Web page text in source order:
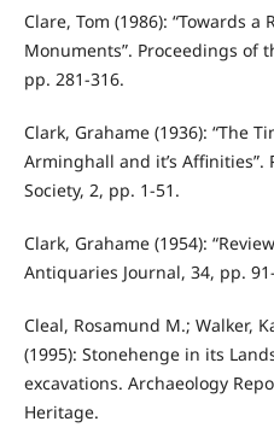
Clare, Tom (1986): “Towards
Monuments”. Proceedings of
pp. 281-316.
Clark, Grahame (1936): “The
Arminghall and it’s
Society, 2, pp. 1-51.
Clark, Grahame (1954):
Antiquaries Journal, 34, pp.
Cleal, Rosamund M.; Walker,
(1995): Stonehenge in its
excavations. Archaeology
Heritage.